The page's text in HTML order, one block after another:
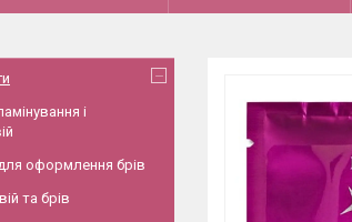
і
оформлення брів
та брів